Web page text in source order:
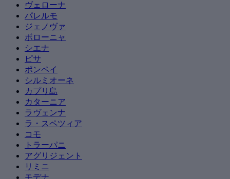
ヴェローナ
パレルモ
ジェノヴァ
ボローニャ
シエナ
ピサ
ポンペイ
シルミオーネ
カプリ島
カターニア
ラヴェンナ
ラ・スペツィア
コモ
トラーパニ
アグリジェント
リミニ